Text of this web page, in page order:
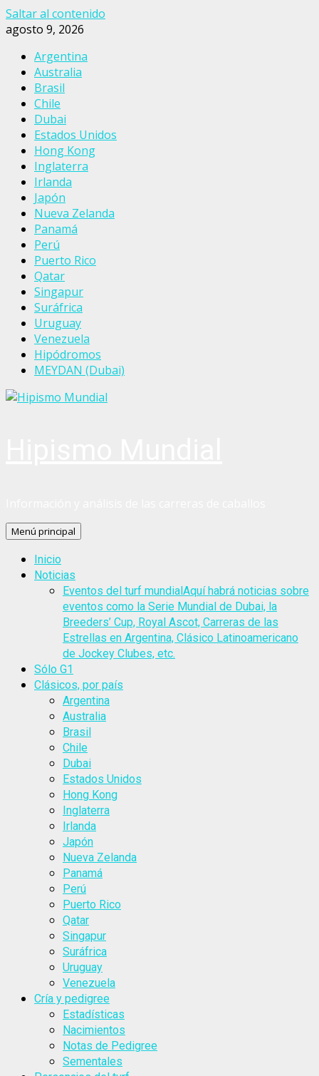
Saltar al contenido
agosto 9, 2026
Argentina
Australia
Brasil
Chile
Dubai
Estados Unidos
Hong Kong
Inglaterra
Irlanda
Japón
Nueva Zelanda
Panamá
Perú
Puerto Rico
Qatar
Singapur
Suráfrica
Uruguay
Venezuela
Hipódromos
MEYDAN (Dubai)
Menú principal
Inicio
Noticias
Eventos del turf mundialAquí habrá noticias sobre
eventos como la Serie Mundial de Dubai, la
Breeders’ Cup, Royal Ascot, Carreras de las
Estrellas en Argentina, Clásico Latinoamericano
de Jockey Clubes, etc.
Sólo G1
Clásicos, por país
Argentina
Australia
Brasil
Chile
Dubai
Estados Unidos
Hong Kong
Inglaterra
Irlanda
Japón
Nueva Zelanda
Panamá
Perú
Puerto Rico
Qatar
Singapur
Suráfrica
Uruguay
Venezuela
Cría y pedigree
Estadísticas
Nacimientos
Notas de Pedigree
Sementales